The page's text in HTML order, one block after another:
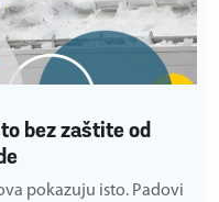
bez zaštite od
pokazuju isto. Padovi